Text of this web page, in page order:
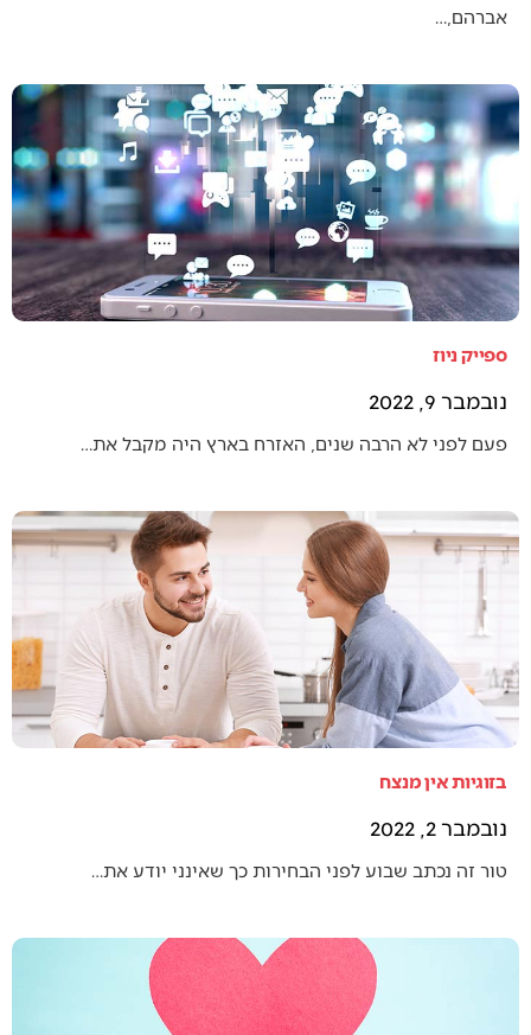
אברהם,…
ספייק ניוז
נובמבר 9, 2022
פעם לפני לא הרבה שנים, האזרח בארץ היה מקבל את…
בזוגיות אין מנצח
נובמבר 2, 2022
טור זה נכתב שבוע לפני הבחירות כך שאינני יודע את…